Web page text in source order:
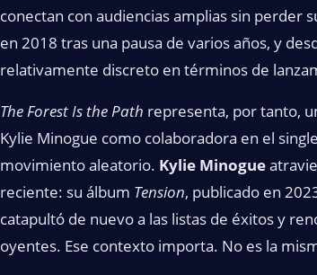
conectan con audiencias amplias sin perder
en 2018 tras una pausa de varios años, y
relativamente discreto en términos de
The Forest Is the Path representa, por tanto,
Kylie Minogue como colaboradora en el
movimiento aleatorio. Kylie Minogue
reciente: su álbum Tension, publicado en
catapultó de nuevo a las listas de éxitos y
oyentes. Ese contexto importa. No es la